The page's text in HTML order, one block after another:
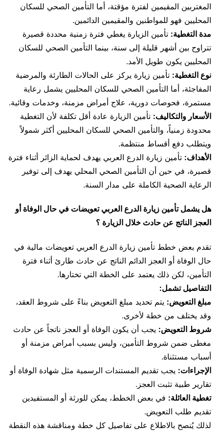
المغتربين المقيمين لفترة مؤقتة، أما التأمين الصحي للسكان
المحليين فهو للمواطنين والمقيمين الدائمين.
مدة التغطية: تأمين الزيارة يغطي فترة زمنية محددة قصيرة
تتراوح بين أشهر قليلة إلى سنة، بينما التأمين الصحي للسكان
المحليين يكون طويل الأمد.
نوع التغطية: تأمين زيارة يركز على الحالات الطارئة والمرضية
المفاجئة، أما التأمين الصحي للسكان المحليين يشمل رعاية
مستمرة، فحوصات دورية، علاج أمراض مزمنة، وخدمات وقائية.
الأسعار والتكاليف: تأمين الزيارة عادة أقل تكلفة لأن التغطية
محدودة زمنياً، والتأمين الصحي للسكان المحليين أكثر شمولاً
ويتطلب دفع أقساط منتظمة.
الأهداف: تأمين زيارة الدرع العربي يهدف لحماية الزائر أثناء فترة
قصيرة، في حين أن التأمين الصحي المحلي يهدف إلى توفير
الرعاية الصحية الكاملة على مدار السنة.
هل يشمل تأمين زيارة الدرع العربي تعويضات في حال الوفاة أو
العجز الناتج عن حادث خلال الزيارة ؟
تقدم بعض خطط تأمين زيارة الدرع العربي تعويضات مالية في
حال الوفاة أو العجز الدائم الناتج عن حادث طارئ أثناء فترة
التأمين، لكن ذلك يعتمد على الخطة التي تختارها.
التفاصيل تشمل:
مبلغ التعويض: يتم تحديد مبلغ التعويض بناءً على شروط العقد،
وقد يختلف من خطة لأخرى.
شروط التعويض: يجب أن يكون الوفاة أو العجز ناتجاً عن حادث
مغطى ضمن شروط التأمين، وليس بسبب أمراض مزمنة أو
أسباب مستثناة.
الإجراءات: يجب تقديم المستندات الرسمية مثل شهادة الوفاة أو
تقارير طبية تثبت العجز.
تغطية العائلة: في بعض الخطط، يمكن للورثة أو المستفيدين
تقديم طلب التعويض.
لذلك يُنصح بالاطلاع على تفاصيل كل خطة ومناقشة هذه النقطة